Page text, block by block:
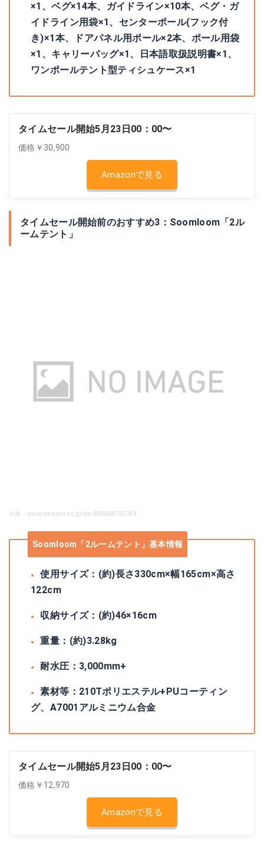
×1、ベグ×14本、ガイドライン×10本、ベグ・ガ
イドライン用袋×1、センターポール(フック付
き)×1本、ドアパネル用ポール×2本、ポール用袋
×1、キャリーバッグ×1、日本語取扱説明書×1、
ワンポールテント型ティシュケース×1
タイムセール開始5月23日00：00〜
価格￥30,900
Amazonで見る
タイムセール開始前のおすすめ3：Soomloom「2ル
ームテント」
出典：www.amazon.co.jp/dp/B086MCGCNX
Soomloom「2ルームテント」基本情報
使用サイズ：(約)長さ330cm×幅165cm×高さ
122cm
収納サイズ：(約)46×16cm
重量：(約)3.28kg
耐水圧：3,000mm+
素材等：210Tポリエステル+PUコーティン
グ、A7001アルミニウム合金
タイムセール開始5月23日00：00〜
価格￥12,970
Amazonで見る